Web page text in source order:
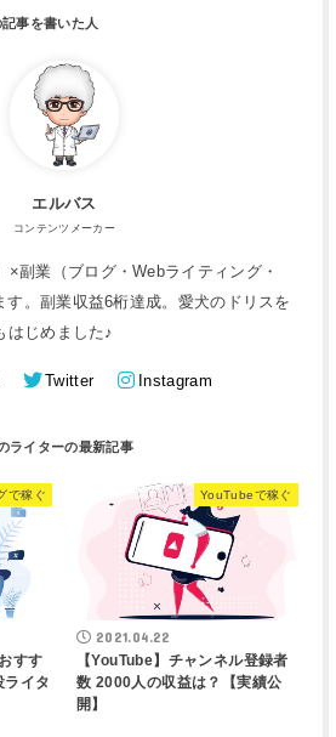
エルバス
コンテンツメーカー
×副業（ブログ・Webライティング・
す。副業収益6桁達成。愛犬のドリスを
はじめました♪
Twitter Instagram
で稼ぐ
すす
ライタ
YouTubeで稼ぐ
2021.04.22
【YouTube】チャンネル登録者
数 2000人の収益は？【実績公
開】